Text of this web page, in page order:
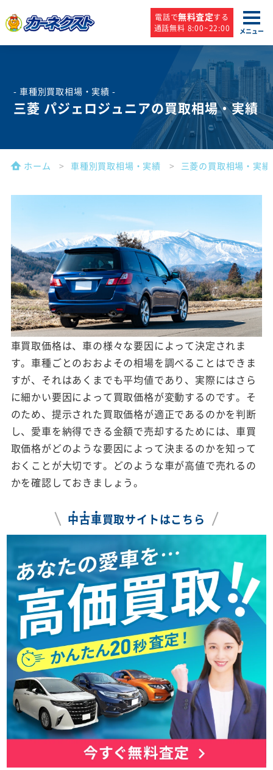
電話で無料査定する
通話無料 8:00~22:00
メニュー
- 車種別買取相場・実績 -
三菱 パジェロジュニアの買取相場・実績
ホーム 車種別買取相場・実績 三菱の買取相場・実績
車買取価格は、車の様々な要因によって決定されま
す。車種ごとのおおよその相場を調べることはできま
すが、それはあくまでも平均値であり、実際にはさら
に細かい要因によって買取価格が変動するのです。そ
のため、提示された買取価格が適正であるのかを判断
し、愛車を納得できる金額で売却するためには、車買
取価格がどのような要因によって決まるのかを知って
おくことが大切です。どのような車が高値で売れるの
かを確認しておきましょう。
中古車買取サイトはこちら